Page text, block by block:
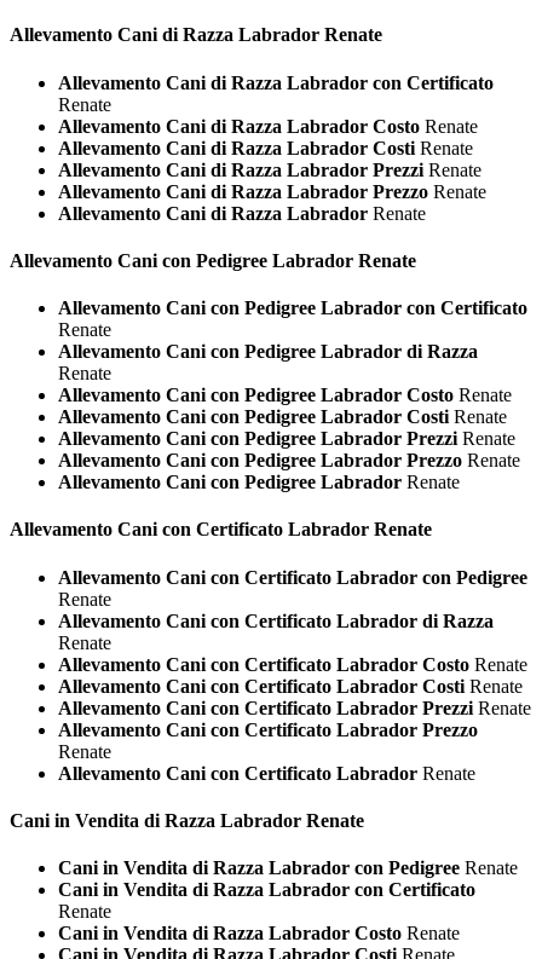
Allevamento Cani di Razza Labrador Renate
Allevamento Cani di Razza Labrador con Certificato
Renate
Allevamento Cani di Razza Labrador Costo Renate
Allevamento Cani di Razza Labrador Costi Renate
Allevamento Cani di Razza Labrador Prezzi Renate
Allevamento Cani di Razza Labrador Prezzo Renate
Allevamento Cani di Razza Labrador Renate
Allevamento Cani con Pedigree Labrador Renate
Allevamento Cani con Pedigree Labrador con Certificato
Renate
Allevamento Cani con Pedigree Labrador di Razza
Renate
Allevamento Cani con Pedigree Labrador Costo Renate
Allevamento Cani con Pedigree Labrador Costi Renate
Allevamento Cani con Pedigree Labrador Prezzi Renate
Allevamento Cani con Pedigree Labrador Prezzo Renate
Allevamento Cani con Pedigree Labrador Renate
Allevamento Cani con Certificato Labrador Renate
Allevamento Cani con Certificato Labrador con Pedigree
Renate
Allevamento Cani con Certificato Labrador di Razza
Renate
Allevamento Cani con Certificato Labrador Costo Renate
Allevamento Cani con Certificato Labrador Costi Renate
Allevamento Cani con Certificato Labrador Prezzi Renate
Allevamento Cani con Certificato Labrador Prezzo
Renate
Allevamento Cani con Certificato Labrador Renate
Cani in Vendita di Razza Labrador Renate
Cani in Vendita di Razza Labrador con Pedigree Renate
Cani in Vendita di Razza Labrador con Certificato
Renate
Cani in Vendita di Razza Labrador Costo Renate